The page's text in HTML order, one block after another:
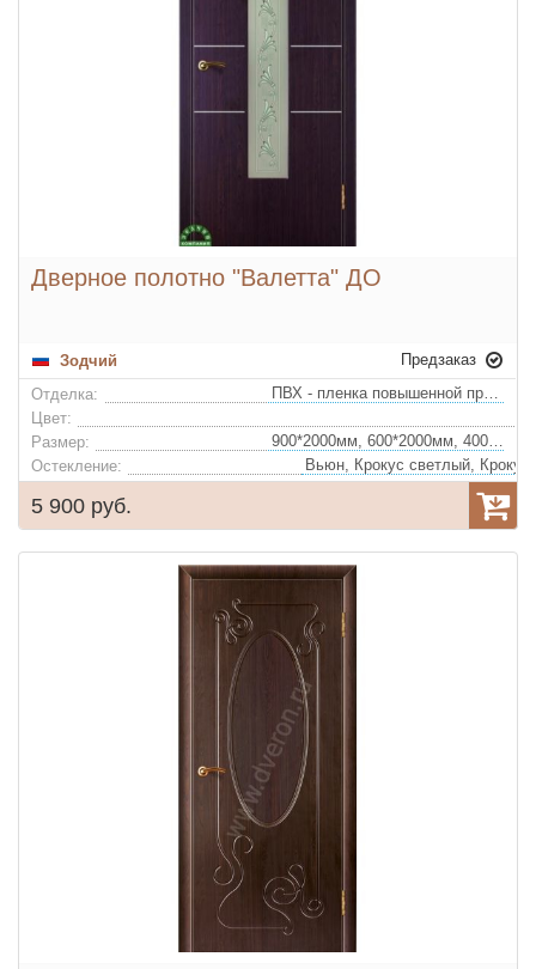
Дверное полотно "Валетта" ДО
Зодчий
Предзаказ
Отделка:
ПВХ - пленка повышенной прочности
Цвет:
Размер:
900*2000мм, 600*2000мм, 400*2000мм, 700*2000мм, 800*2000мм
Остекление:
5 900 руб.